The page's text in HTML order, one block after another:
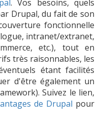
. Vos besoins, quels
Drupal, du fait de son
fonctionnelle
intranet/extranet,
etc.), tout en
très raisonnables, les
étant facilités
d'être également un
Suivez le lien,
de Drupal pour